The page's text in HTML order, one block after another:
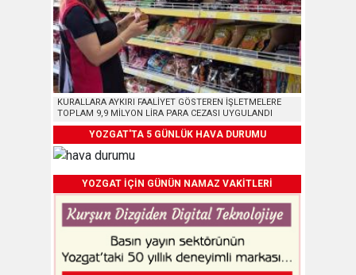
KURALLARA AYKIRI FAALİYET GÖSTEREN İŞLETMELERE
TOPLAM 9,9 MİLYON LİRA PARA CEZASI UYGULANDI
YOZGAT'TA 5 GÜNLÜK HAVA DURUMU
YOZGAT İÇİN GÜNÜN NAMAZ VAKİTLERİ